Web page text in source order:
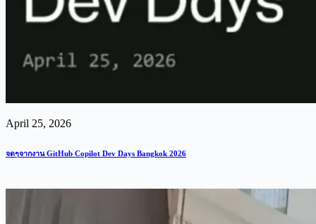
April 25, 2026
จดๆจากงาน GitHub Copilot Dev Days Bangkok 2026